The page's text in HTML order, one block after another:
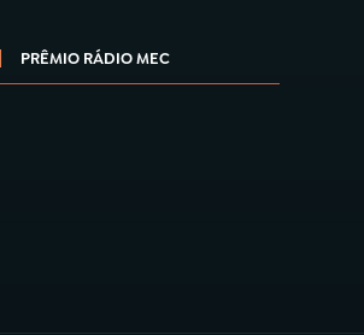
PRÊMIO RÁDIO MEC